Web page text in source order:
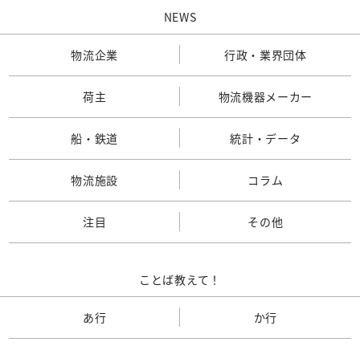
NEWS
物流企業 行政・業界団体
荷主 物流機器メーカー
船・鉄道 統計・データ
物流施設 コラム
注目 その他
ことば教えて！
あ行 か行